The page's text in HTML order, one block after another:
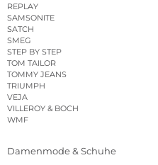
REPLAY
SAMSONITE
SATCH
SMEG
STEP BY STEP
TOM TAILOR
TOMMY JEANS
TRIUMPH
VEJA
VILLEROY & BOCH
WMF
Damenmode & Schuhe